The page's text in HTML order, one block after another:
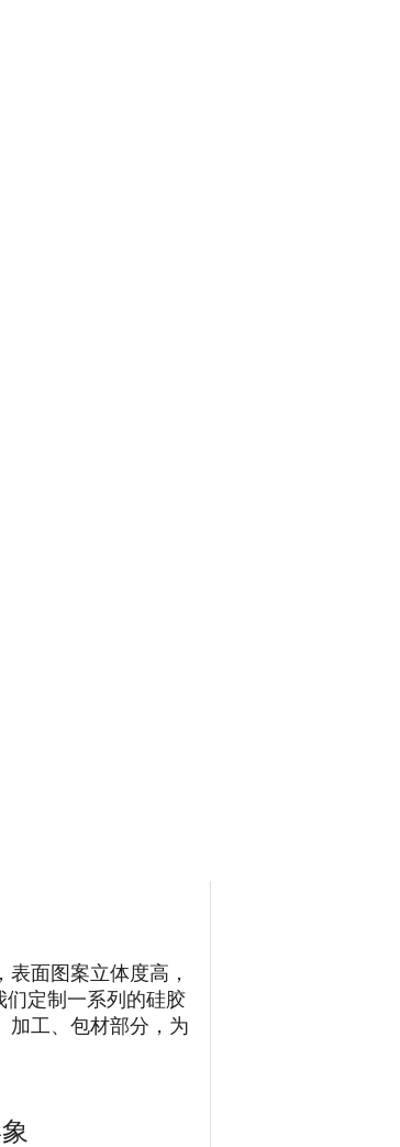
面图案立体度高，
定制一系列的硅胶
加工、包材部分，为